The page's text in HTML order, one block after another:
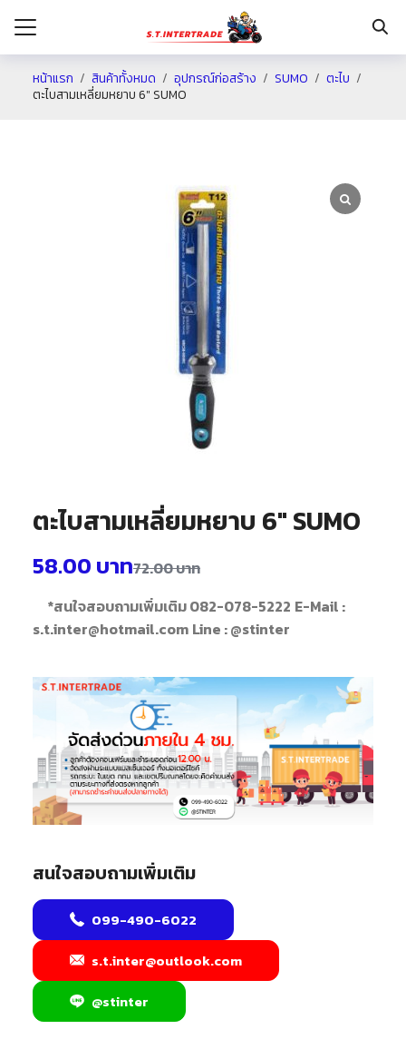
หน้าแรก สินค้าทั้งหมด อุปกรณ์ก่อสร้าง SUMO
ตะไบ
ตะไบสามเหลี่ยมหยาบ 6″ SUMO
ตะไบสามเหลี่ยมหยาบ 6″ SUMO
72.00บาท
58.00 บาท
*สนใจสอบถามเพิ่มเติม 082-078-5222 E-Mail :
s.t.inter@hotmail.com Line : @stinter
สนใจสอบถามเพิ่มเติม
099-490-6022
s.t.inter@outlook.com
@stinter